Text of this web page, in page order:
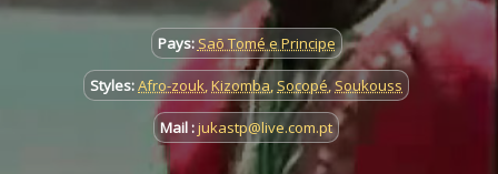
Pays: Saõ Tomé e Principe
Styles:Afro-zouk,Kizomba, Socopé,Soukouss
Mail :jukastp@live.com.pt